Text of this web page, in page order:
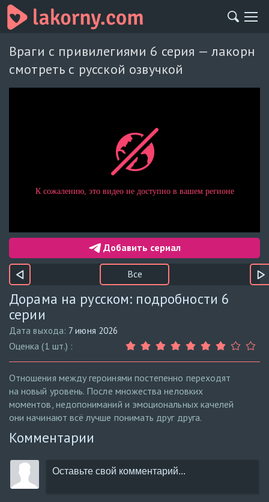
Враги с привилегиями 6 серия — лакорн
смотреть с русской озвучкой
Добавить сериал
Все
Дорама на русском: подробности 6
серии
Дата выхода: 7 июня 2026
Оценка (1 шт.) :
Отношения между героинями постепенно переходят
на новый уровень. После множества неловких
моментов, недопониманий и эмоциональных качелей
они начинают всё лучше понимать друг друга.
Комментарии